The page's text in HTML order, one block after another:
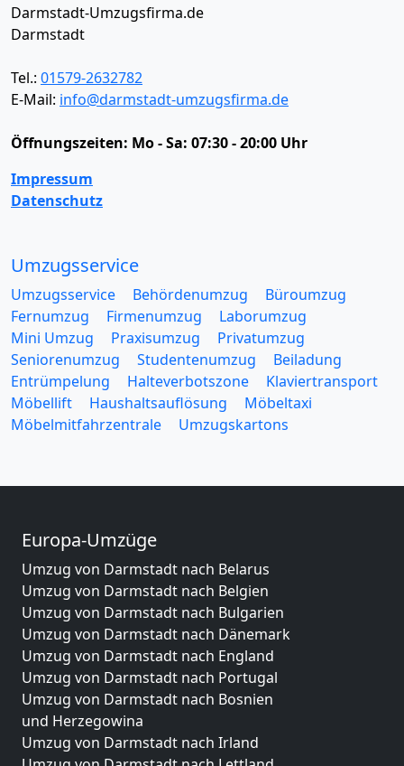
Darmstadt-Umzugsfirma.de
Darmstadt
Tel.: 01579-2632782
E-Mail: info@darmstadt-umzugsfirma.de
Öffnungszeiten: Mo - Sa: 07:30 - 20:00 Uhr
Impressum
Datenschutz
Umzugsservice
Umzugsservice Behördenumzug
Büroumzug
Fernumzug
Firmenumzug
Laborumzug
Mini Umzug
Praxisumzug
Privatumzug
Seniorenumzug
Studentenumzug
Beiladung
Entrümpelung
Halteverbotszone
Klaviertransport
Möbellift
Haushaltsauflösung
Möbeltaxi
Möbelmitfahrzentrale
Umzugskartons
Europa-Umzüge
Umzug von Darmstadt nach Belarus
Umzug von Darmstadt nach Belgien
Umzug von Darmstadt nach Bulgarien
Umzug von Darmstadt nach Dänemark
Umzug von Darmstadt nach England
Umzug von Darmstadt nach Portugal
Umzug von Darmstadt nach Bosnien
und Herzegowina
Umzug von Darmstadt nach Irland